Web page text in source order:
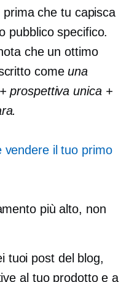
che tu capisca
pubblico specifico.
che un ottimo
comeuna
prospettiva unica +
vendere il tuo primo
più alto, non
tuoi post del blog,
al tuo prodotto e a